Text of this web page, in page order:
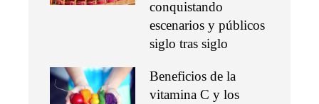
conquistando
escenarios y públicos
siglo tras siglo
Beneficios de la
vitamina C y los